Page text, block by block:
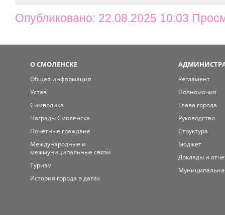
Опубликовано: 22.08.2025 10:03
О СМОЛЕНСКЕ
Общая информация
Устав
Символика
Награды Смоленска
Почётные граждане
Международные и
межмуниципальные связи
Туризм
История города в датах
Регламент
Полномочия
Глава города
Руководство
Структура
Бюджет
Доклады и